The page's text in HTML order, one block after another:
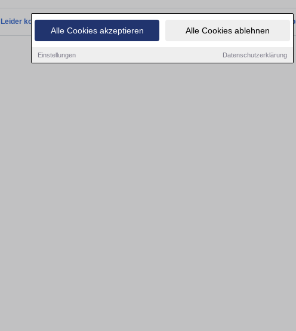
Alle Cookies akzeptieren Alle Cookies ablehnen
Einstellungen Datenschutzerklärung
Leider konnten wir derzeit keine passenden Objekte finden. Schauen Sie bald wieder